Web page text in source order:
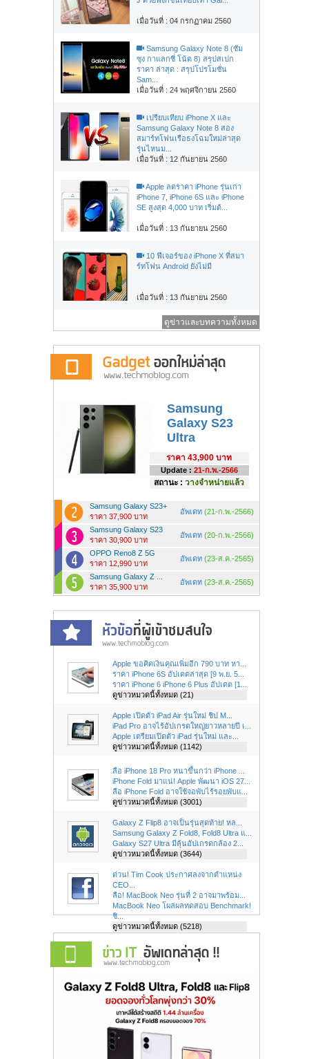
เมื่อวันที่ : 04 กรกฏาคม 2560
Samsung Galaxy Note 8 (ซัม
ซุง กาแลกซี่ โน้ต 8) สรุปสเปก
ราคา ล่าสุด : สรุปโปรโมชั่น
Sam...
เมื่อวันที่ : 24 พฤศจิกายน 2560
เปรียบเทียบ iPhone X และ
Samsung Galaxy Note 8 สอง
สมาร์ทโฟนเรือธงโฉมใหม่ล่าสุด
รุ่นไหนม...
เมื่อวันที่ : 12 กันยายน 2560
Apple ลดราคา iPhone รุ่นเก่า
iPhone 7, iPhone 6S และ iPhone
SE สูงสุด 4,000 บาท เริ่มต้...
เมื่อวันที่ : 13 กันยายน 2560
10 ฟีเจอร์ของ iPhone X ที่สมา
ร์ทโฟน Android ยังไม่มี
เมื่อวันที่ : 13 กันยายน 2560
ดูข่าวและบทความทั้งหมด
Samsung
Galaxy S23
Ultra
ราคา 43,900 บาท
Update : 21-ก.พ.-2566
สถานะ : วางจำหน่ายแล้ว
Samsung Galaxy S23+
ราคา 37,900 บาท
อัพเดท (21-ก.พ.-2566)
Samsung Galaxy S23
ราคา 30,900 บาท
อัพเดท (20-ก.พ.-2566)
OPPO Reno8 Z 5G
ราคา 12,990 บาท
อัพเดท (23-ส.ค.-2565)
Samsung Galaxy Z ...
ราคา 35,900 บาท
อัพเดท (23-ส.ค.-2565)
Apple ขอคิดเงินคุณเพิ่มอีก 790 บาท หา...
ราคา iPhone 6S อัปเดตล่าสุด [9 พ.ย. 5...
ราคา iPhone 6 iPhone 6 Plus อัปเดต [1...
ดูข่าวหมวดนี้ทั้งหมด (21)
Apple เปิดตัว iPad Air รุ่นใหม่ ชิป M...
iPad Pro อาจไร้อัปเกรดใหญ่ยาวหลายปี เ...
Apple เตรียมเปิดตัว iPad รุ่นใหม่ และ...
ดูข่าวหมวดนี้ทั้งหมด (1142)
ลือ iPhone 18 Pro หนาขึ้นกว่า iPhone ...
iPhone Fold มาแน่! Apple พัฒนา iOS 27...
ลือ iPhone Fold อาจใช้จอพับไร้รอยพับแ...
ดูข่าวหมวดนี้ทั้งหมด (3001)
Galaxy Z Flip8 อาจเป็นรุ่นสุดท้าย! หล...
Samsung Galaxy Z Fold8, Fold8 Ultra แ...
Galaxy S27 Ultra มีลุ้นอัปเกรดกล้อง 2...
ดูข่าวหมวดนี้ทั้งหมด (3644)
ด่วน! Tim Cook ประกาศลงจากตำแหน่ง
CEO...
ลือ! MacBook Neo รุ่นที่ 2 อาจมาพร้อม...
MacBook Neo โผล่ผลทดสอบ Benchmark!
ชิ...
ดูข่าวหมวดนี้ทั้งหมด (5218)